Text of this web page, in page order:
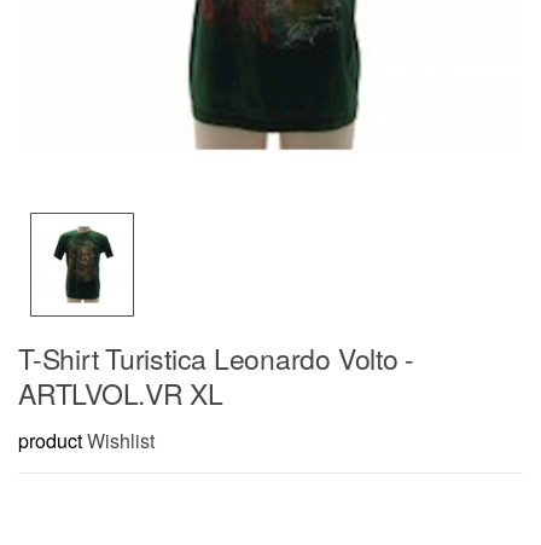
T-Shirt Turistica Leonardo Volto -
ARTLVOL.VR XL
productWishlist